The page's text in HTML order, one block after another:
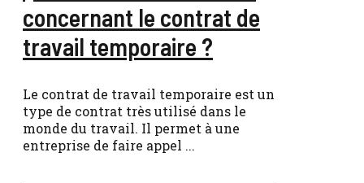
concernant le contrat de
travail temporaire ?
Le contrat de travail temporaire est un
type de contrat très utilisé dans le
monde du travail. Il permet à une
entreprise de faire appel ...